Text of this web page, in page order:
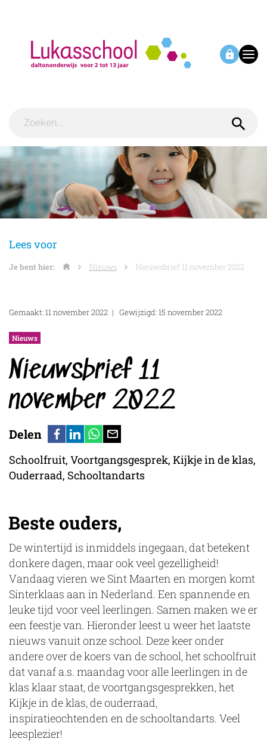
Lees voor
Je bent hier: Nieuws Nieuwsbrief 11 november 2022
Gemaakt: 11 november 2022 Gewijzigd: 15 november 2022
Nieuws
Nieuwsbrief 11
november 2022
Delen
Schoolfruit, Voortgangsgesprek, Kijkje in de klas,
Ouderraad, Schooltandarts
Beste ouders,
De wintertijd is inmiddels ingegaan, dat betekent
donkere dagen, maar ook veel gezelligheid!
Vandaag vieren we Sint Maarten en morgen komt
Sinterklaas aan in Nederland. Een spannende en
leuke tijd voor veel leerlingen. Samen maken we er
een feestje van. Hieronder leest u weer het laatste
nieuws vanuit onze school. Deze keer onder
andere over de koers van de school, het schoolfruit
dat vanaf a.s. maandag voor alle leerlingen in de
klas klaar staat, de voortgangsgesprekken, het
Kijkje in de klas, de ouderraad,
inspiratieochtenden en de schooltandarts. Veel
leesplezier!